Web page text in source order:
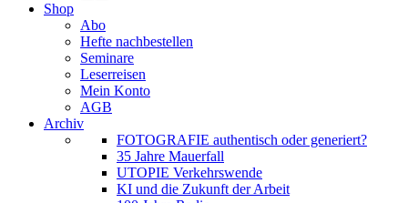
Shop
Abo
Hefte nachbestellen
Seminare
Leserreisen
Mein Konto
AGB
Archiv
FOTOGRAFIE authentisch oder generiert?
35 Jahre Mauerfall
UTOPIE Verkehrswende
KI und die Zukunft der Arbeit